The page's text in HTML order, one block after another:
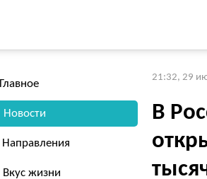
Главное
Новости
Направления
Вкус жизни
21:32, 29
В